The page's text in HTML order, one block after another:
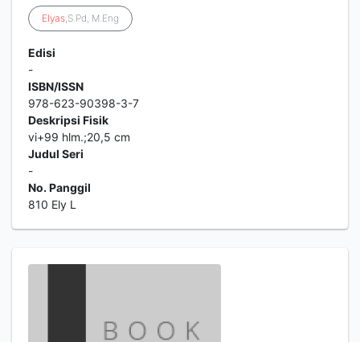
Elyas,S.Pd, M.Eng
Edisi
-
ISBN/ISSN
978-623-90398-3-7
Deskripsi Fisik
vi+99 hlm.;20,5 cm
Judul Seri
-
No. Panggil
810 Ely L